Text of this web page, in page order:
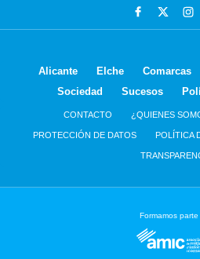
Alicante Elche Comarcas
Sociedad
Sucesos
CONTACTO ¿QUIENES
PROTECCIÓN DE DATOS POLÍTICA
Formamos parte